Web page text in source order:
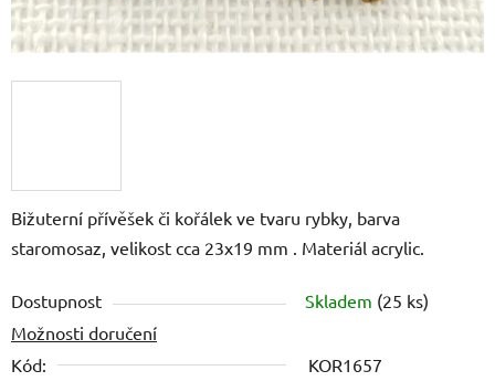
Bižuterní přívěšek či kořálek ve tvaru rybky, barva
staromosaz, velikost cca 23x19 mm . Materiál acrylic.
Dostupnost Skladem (25 ks)
Možnosti doručení
Kód:
KOR1657